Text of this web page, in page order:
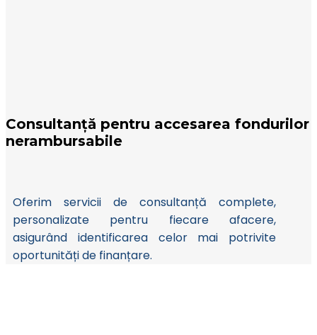
Consultanță pentru accesarea fondurilor
nerambursabile
Oferim servicii de consultanță complete,
personalizate pentru fiecare afacere,
asigurând identificarea celor mai potrivite
oportunități de finanțare.